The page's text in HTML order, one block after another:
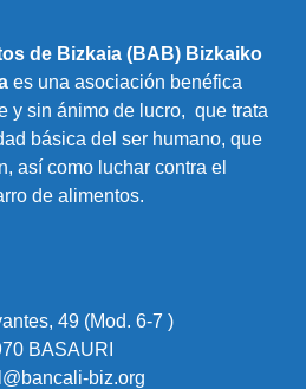
de Bizkaia (BAB) Bizkaiko
es una asociación benéfica
y sin ánimo de lucro, que trata
básica del ser humano, que
así como luchar contra el
de alimentos.
49 (Mod. 6-7 )
BASAURI
biz.org